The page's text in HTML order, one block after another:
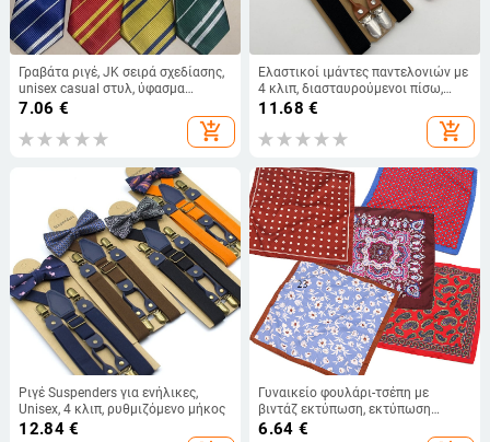
Γραβάτα ριγέ, JK σειρά σχεδίασης,
unisex casual στυλ, ύφασμα
πολυεστέρα-μετάξι, κυκλοφορία
7.06 €
add_shopping_cart
Ελαστικοί ιμάντες παντελονιών με
4 κλιπ, διασταυρούμενοι πίσω,
πολυεστέρας, ρυθμιζόμενοι, unisex
11.68 €
add_shopping_cart
Ριγέ Suspenders για ενήλικες,
Unisex, 4 κλιπ, ρυθμιζόμενο μήκος
12.84€
Γυναικείο φουλάρι-τσέπη με
βιντάζ εκτύπωση, εκτύπωση
λογότυπου, χαλαρό στυλ
6.64 €